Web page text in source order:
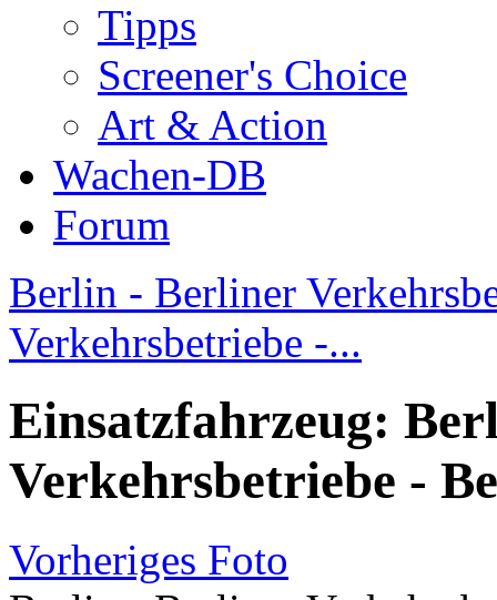
Tipps
Screener's Choice
Art & Action
Wachen-DB
Forum
Berlin - Berliner
Verkehrsbetriebe -...
Einsatzfahrzeug:
Verkehrsbetriebe -
Vorheriges Foto